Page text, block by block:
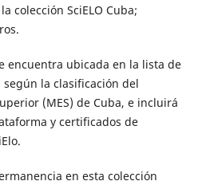
colección SciELO Cuba;
encuentra ubicada en la lista de
la clasificación del
(MES) de Cuba, e incluirá
y certificados de
en esta colección